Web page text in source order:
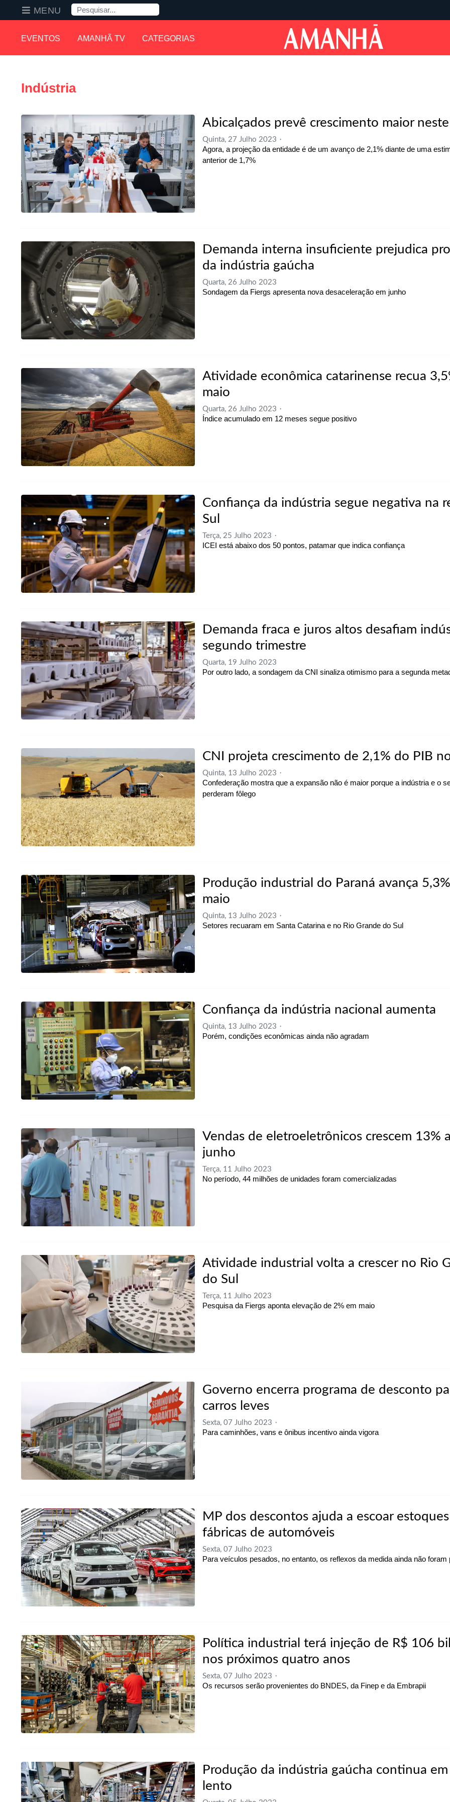
EVENTOS AMANHÃ TV CATEGORIAS
MENU Pesquisa
Indústria
Abicalçados prevê crescimento maior
Quinta, 27 Julho 2023
Agora, a projeção da entidade é de um avanço de 2,1% diante de uma
anterior de 1,7%
Demanda interna insuficiente prejudica
da indústria gaúcha
Quarta, 26 Julho 2023
Sondagem da Fiergs apresenta nova desaceleração em junho
Atividade econômica catarinense recua
maio
Quarta, 26 Julho 2023
Índice acumulado em 12 meses segue positivo
Confiança da indústria segue negativa na
Sul
Terça, 25 Julho 2023
ICEI está abaixo dos 50 pontos, patamar que indica confiança
Demanda fraca e juros altos desafiam
segundo trimestre
Quarta, 19 Julho 2023
Por outro lado, a sondagem da CNI sinaliza otimismo para a segunda
CNI projeta crescimento de 2,1% do PIB
Quinta, 13 Julho 2023
Confederação mostra que a expansão não é maior porque a indústria e o
perderam fôlego
Produção industrial do Paraná avança
maio
Quinta, 13 Julho 2023
Setores recuaram em Santa Catarina e no Rio Grande do Sul
Confiança da indústria nacional aumenta
Quinta, 13 Julho 2023
Porém, condições econômicas ainda não agradam
Vendas de eletroeletrônicos crescem 13%
junho
Terça, 11 Julho 2023
No período, 44 milhões de unidades foram comercializadas
Atividade industrial volta a crescer no Rio
do Sul
Terça, 11 Julho 2023
Pesquisa da Fiergs aponta elevação de 2% em maio
Governo encerra programa de desconto
carros leves
Sexta, 07 Julho 2023
Para caminhões, vans e ônibus incentivo ainda vigora
MP dos descontos ajuda a escoar
fábricas de automóveis
Sexta, 07 Julho 2023
Para veículos pesados, no entanto, os reflexos da medida ainda não foram
Política industrial terá injeção de R$ 106
nos próximos quatro anos
Sexta, 07 Julho 2023
Os recursos serão provenientes do BNDES, da Finep e da Embrapii
Produção da indústria gaúcha continua
lento